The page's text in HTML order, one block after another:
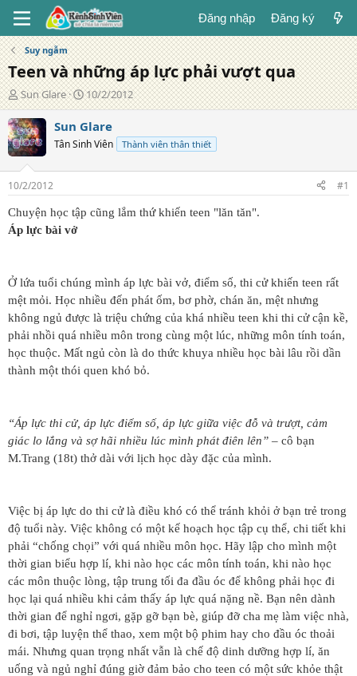
Đăng nhập Đăng ký
Suy ngẫm
Teen và những áp lực phải vượt qua
T
á
c
g
i
ả
Sun Glare
N
g
à
y
đ
g
10/2/2012
Sun Glare
Tân Sinh Viên Thành viên thân thiết
10/2/2012 #1
Chuyện học tập cũng lắm thứ khiến teen "lăn tăn".
Áp lực bài vở
Ở lứa tuổi chúng mình áp lực bài vở, điểm số, thi cử khiến teen rất
mệt mỏi. Học nhiều đến phát ốm, bơ phờ, chán ăn, mệt nhưng
không ngủ được là triệu chứng của khá nhiều teen khi thi cử cận kề,
phải nhồi quá nhiều môn trong cùng một lúc, những môn tính toán,
học thuộc. Mất ngủ còn là do thức khuya nhiều học bài lâu rồi dần
thành một thói quen khó bỏ.
“Áp lực thi cử, áp lực điểm số, áp lực giữa việc đỗ và trượt, cảm
giác lo lắng và sợ hãi nhiều lúc mình phát điên lên” – cô bạn
M.Trang (18t) thở dài với lịch học dày đặc của mình.
Việc bị áp lực do thi cử là điều khó có thể tránh khỏi ở bạn trẻ trong
độ tuổi này. Việc không có một kế hoạch học tập cụ thể, chi tiết khi
phải “chống chọi” với quá nhiều môn học. Hãy lập cho mình một
thời gian biểu hợp lí, khi nào học các môn tính toán, khi nào học
các môn thuộc lòng, tập trung tối đa đầu óc để không phải học đi
học lại quá nhiều khi cảm thấy áp lực quá nặng nề. Bạn nên dành
thời gian để nghỉ ngơi, gặp gỡ bạn bè, giúp đỡ cha mẹ làm việc nhà,
đi bơi, tập luyện thể thao, xem một bộ phim hay cho đầu óc thoải
mái. Nhưng quan trọng nhất vẫn là chế độ dinh dưỡng hợp lí, ăn
uống và ngủ nghỉ đúng giờ đảm bảo cho teen có một sức khỏe thật